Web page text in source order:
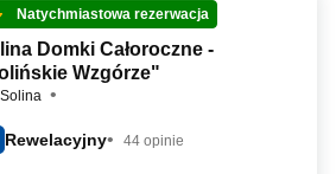
Natychmiastowa rezerwacja
Domki Całoroczne -
Wzgórze"
Solina
Rewelacyjny 44 opinie